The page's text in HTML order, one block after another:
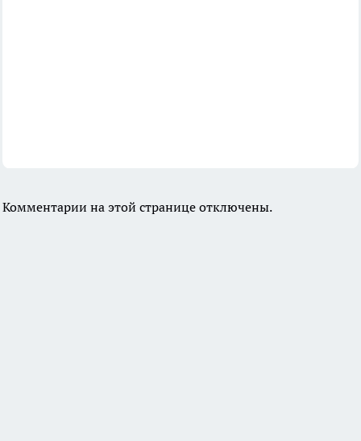
Комментарии на этой странице отключены.